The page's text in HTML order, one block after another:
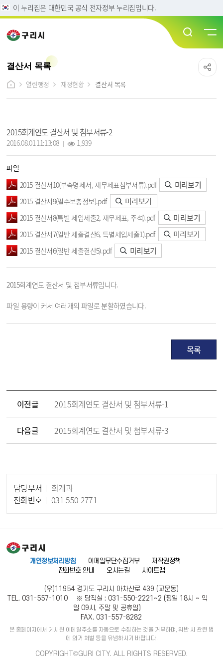
이 누리집은 대한민국 공식 전자정부 누리집입니다.
결산서 목록
열린행정
재정현황 결산서 목록
2015회계연도 결산서 및 첨부서류-2
2016.08.01 11:13:08 1,939
파일
2015 결산서10(부속명세서, 재무제표첨부서류).pdf
미리보기
2015 결산서9(필수보충정보).pdf 미리보기
2015 결산서8(특별 세입세출2, 재무제표, 주석).pdf 미리보기
2015 결산서7(일반 세출결산6, 특별세입세출1).pdf 미리보기
2015 결산서6(일반 세출결산5).pdf 미리보기
2015회계연도 결산서 및 첨부서류입니다.
파일 용량이 커서 여러개의 파일로 분할하였습니다.
목록
이전글 2015회계연도 결산서 및 첨부서류-1
다음글 2015회계연도 결산서 및 첨부서류-3
담당부서
회계과
전화번호
031-550-2771
개인정보처리방침 이메일무단수집거부
저작권정책
전화번호 안내
오시는길 사이트맵
(우)11954 경기도 구리시 아차산로 439 (교문동)
TEL. 031-557-1010 ※ 당직실 : 031-550-2221~2 (평일 18시 ~ 익
일 09시, 주말 및 공휴일)
FAX. 031-557-8282
본 홈페이지에서 게시된 이메일주소를 자동으로 수집하는 것을 거부하며, 위반 시 관련 법
에 의거 처벌 등을 유념하시기 바랍니다.
COPYRIGHT©GURI CITY. ALL RIGHTS RESERVED.